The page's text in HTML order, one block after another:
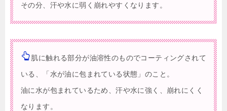
その分、汗や水に弱く崩れやすくなります。
肌に触れる部分が油溶性のものでコーティングされて
いる、「水が油に包まれている状態」のこと。
油に水が包まれているため、汗や水に強く、崩れにくく
なります。